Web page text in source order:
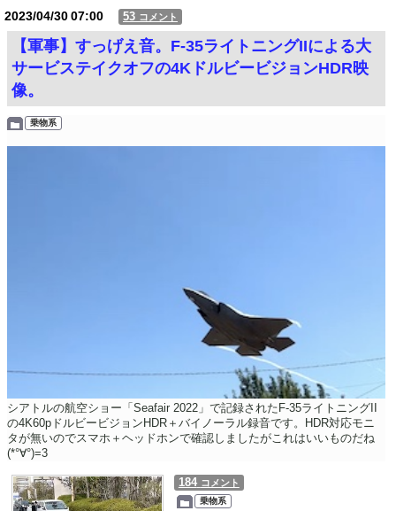
2023/04/3007:00 53 コメント
【軍事】すっげえ音。F-35ライトニングIIによる大
サービステイクオフの4KドルビービジョンHDR映
像。
乗物系
シアトルの航空ショー「Seafair 2022」で記録されたF-35ライトニングII
の4K60pドルビービジョンHDR＋バイノーラル録音です。HDR対応モニ
タが無いのでスマホ＋ヘッドホンで確認しましたがこれはいいものだね
(*°∀°)=3
184 コメント
乗物系